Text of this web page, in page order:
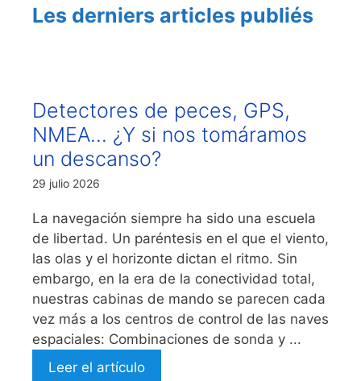
Les derniers articles publiés
Detectores de peces, GPS,
NMEA… ¿Y si nos tomáramos
un descanso?
29 julio 2026
La navegación siempre ha sido una escuela
de libertad. Un paréntesis en el que el viento,
las olas y el horizonte dictan el ritmo. Sin
embargo, en la era de la conectividad total,
nuestras cabinas de mando se parecen cada
vez más a los centros de control de las naves
espaciales: Combinaciones de sonda y ...
Leer el artículo